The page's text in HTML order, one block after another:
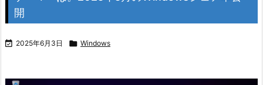
開
 2025年6月3日  Windows